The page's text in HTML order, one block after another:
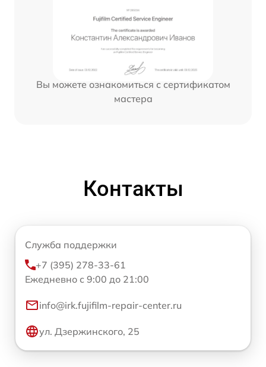
Вы можете ознакомиться с сертификатом
мастера
Контакты
Служба поддержки
+7 (395) 278-33-61
Ежедневно с 9:00 до 21:00
info@irk.fujifilm-repair-center.ru
ул. Дзержинского, 25